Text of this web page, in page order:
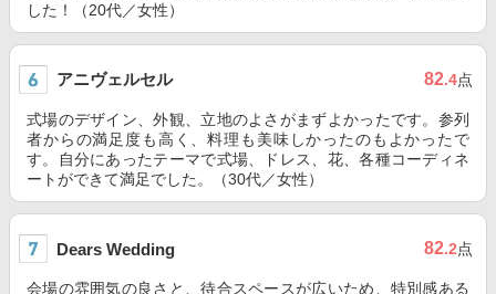
した！（20代／女性）
アニヴェルセル 82.4点
式場のデザイン、外観、立地のよさがまずよかったです。参列
者からの満足度も高く、料理も美味しかったのもよかったで
す。自分にあったテーマで式場、ドレス、花、各種コーディネ
ートができて満足でした。（30代／女性）
Dears Wedding 82.2点
会場の雰囲気の良さと、待合スペースが広いため、特別感ある